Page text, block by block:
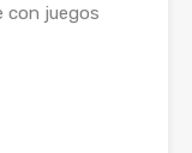
con juegos